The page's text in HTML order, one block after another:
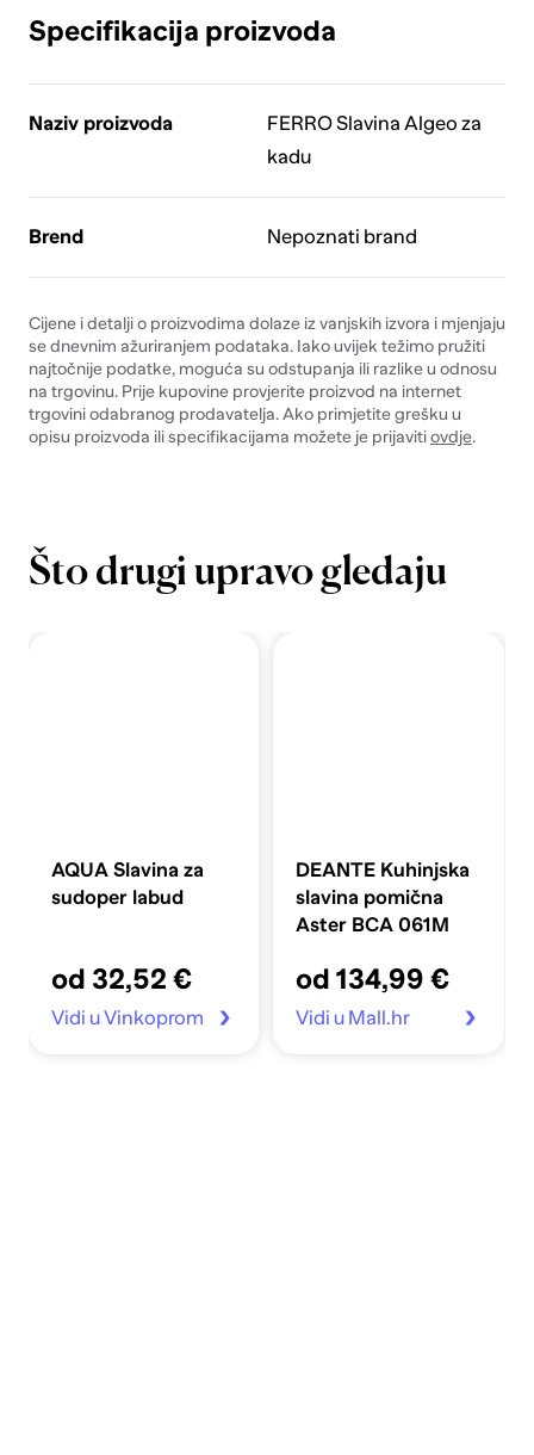
Specifikacija proizvoda
Naziv proizvoda
FERRO Slavina Algeo za
kadu
Brend Nepoznati brand
Cijene i detalji o proizvodima dolaze iz vanjskih izvora i mjenjaju
se dnevnim ažuriranjem podataka. Iako uvijek težimo pružiti
najtočnije podatke, moguća su odstupanja ili razlike u odnosu
na trgovinu. Prije kupovine provjerite proizvod na internet
trgovini odabranog prodavatelja. Ako primjetite grešku u
opisu proizvoda ili specifikacijama možete je prijavitiovdje.
Što drugi upravo gledaju
AQUA Slavina za
sudoper labud
od 32,52 €
Vidi u Vinkoprom
DEANTE Kuhinjska
slavina pomična
Aster BCA 061M
od 134,99 €
Vidi u Mall.hr